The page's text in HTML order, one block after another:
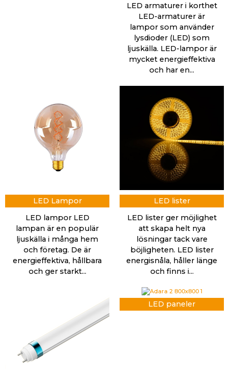
LED armaturer i korthet
LED-armaturer är
lampor som använder
lysdioder (LED) som
ljuskälla. LED-lampor är
mycket energieffektiva
och har en...
LED Lampor
LED lampor LED
lampan är en populär
ljuskälla i många hem
och företag. De är
energieffektiva, hållbara
och ger starkt...
LED lister
LED lister ger möjlighet
att skapa helt nya
lösningar tack vare
böjligheten. LED lister
energisnåla, håller länge
och finns i...
LED paneler